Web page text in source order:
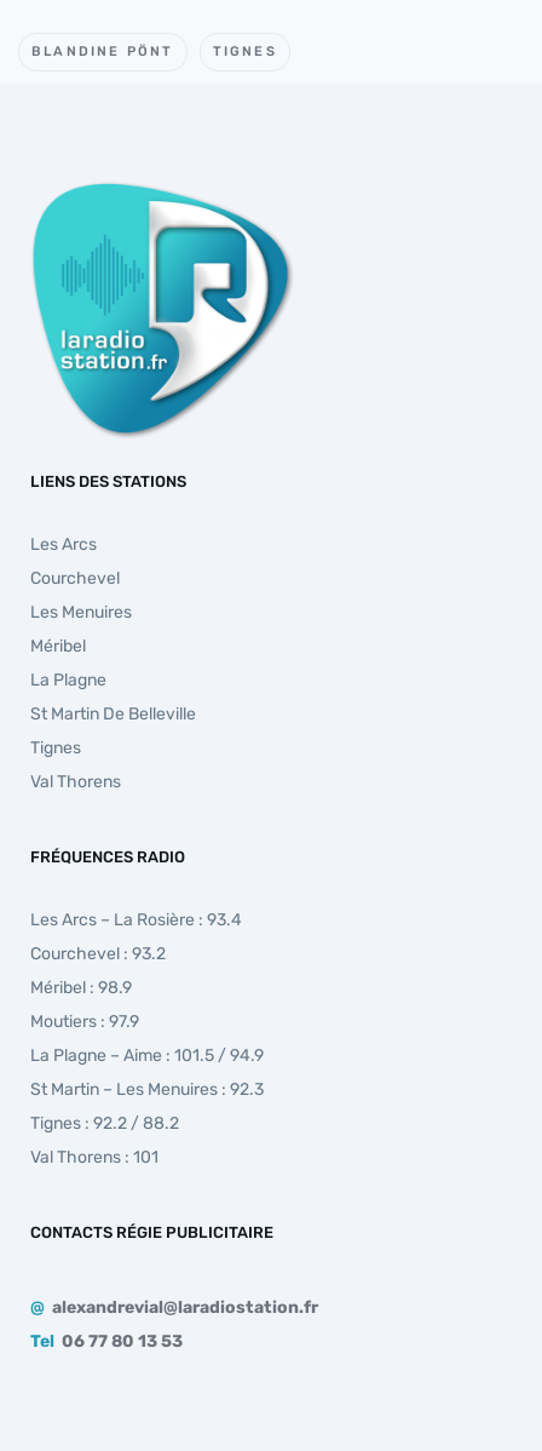
BLANDINE PÖNT TIGNES
LIENS DES STATIONS
Les Arcs
Courchevel
Les Menuires
Méribel
La Plagne
St Martin De Belleville
Tignes
Val Thorens
FRÉQUENCES RADIO
Les Arcs – La Rosière : 93.4
Courchevel : 93.2
Méribel : 98.9
Moutiers : 97.9
La Plagne – Aime : 101.5 / 94.9
St Martin – Les Menuires : 92.3
Tignes : 92.2 / 88.2
Val Thorens : 101
CONTACTS RÉGIE PUBLICITAIRE
@ alexandrevial@laradiostation.fr
Tel 06 77 80 13 53